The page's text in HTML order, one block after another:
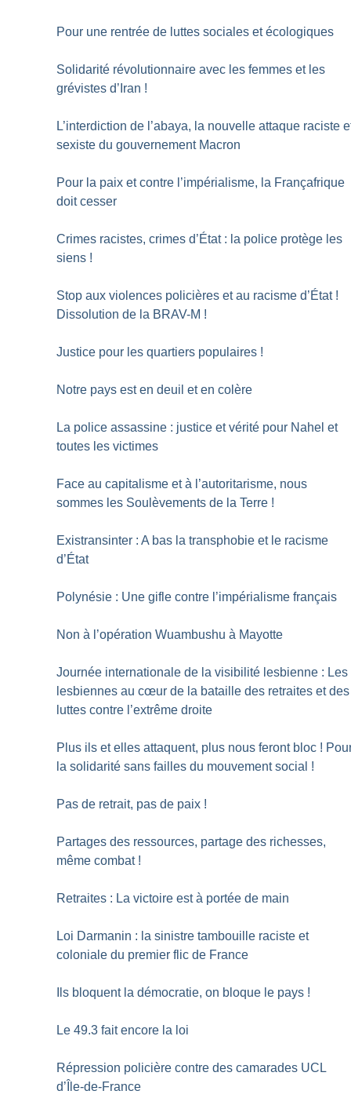
Pour une rentrée de luttes sociales et écologiques
Solidarité révolutionnaire avec les femmes et les
grévistes d’Iran !
L’interdiction de l’abaya, la nouvelle attaque raciste
sexiste du gouvernement Macron
Pour la paix et contre l’impérialisme, la Françafrique
doit cesser
Crimes racistes, crimes d’État : la police protège les
siens !
Stop aux violences policières et au racisme d’État !
Dissolution de la BRAV-M !
Justice pour les quartiers populaires !
Notre pays est en deuil et en colère
La police assassine : justice et vérité pour Nahel et
toutes les victimes
Face au capitalisme et à l’autoritarisme, nous
sommes les Soulèvements de la Terre !
Existransinter : A bas la transphobie et le racisme
d’État
Polynésie : Une gifle contre l’impérialisme français
Non à l’opération Wuambushu à Mayotte
Journée internationale de la visibilité lesbienne : Les
lesbiennes au cœur de la bataille des retraites et des
luttes contre l’extrême droite
Plus ils et elles attaquent, plus nous feront bloc !
la solidarité sans failles du mouvement social !
Pas de retrait, pas de paix !
Partages des ressources, partage des richesses,
même combat !
Retraites : La victoire est à portée de main
Loi Darmanin : la sinistre tambouille raciste et
coloniale du premier flic de France
Ils bloquent la démocratie, on bloque le pays !
Le 49.3 fait encore la loi
Répression policière contre des camarades UCL
d’Île-de-France